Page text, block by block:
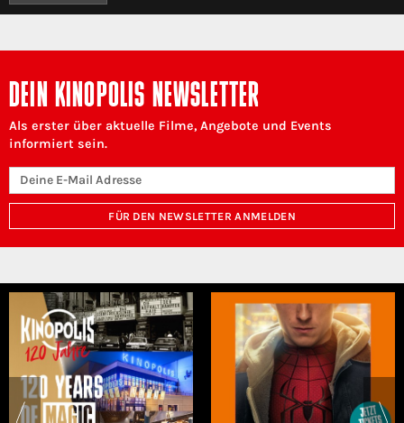
DEIN KINOPOLIS NEWSLETTER
Als erster über aktuelle Filme, Angebote und Events
informiert sein.
FÜR DEN NEWSLETTER ANMELDEN